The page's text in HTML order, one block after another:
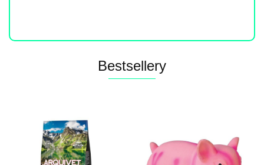
Bestsellery